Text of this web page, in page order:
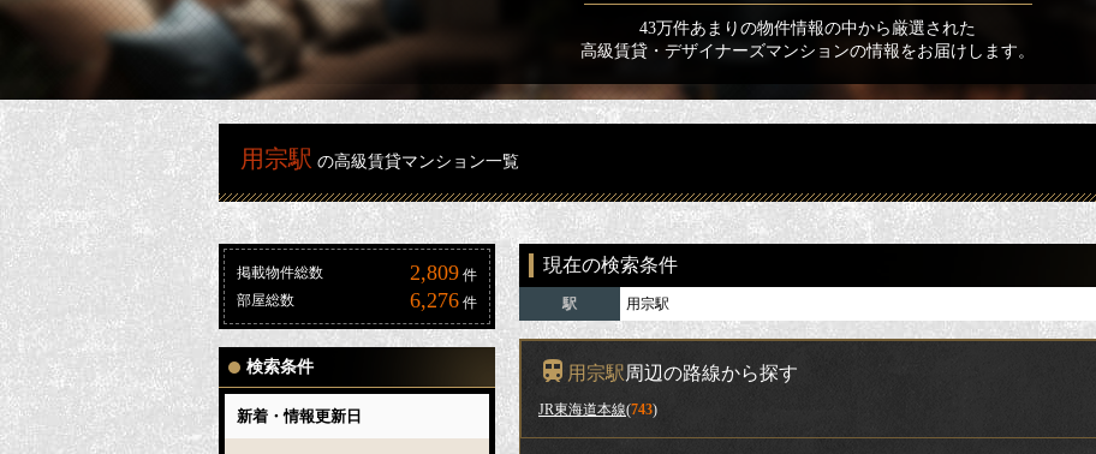
43万件あまりの物件情報の中から厳選された
高級賃貸・デザイナーズマンションの情報をお届けします。
用宗駅 の高級賃貸マンション一覧
掲載物件総数 2,809 件
部屋総数
6,276 件
検索条件
新着・情報更新日
現在の検索条件
駅 用宗駅
用宗駅周辺の路線から探す
JR東海道本線(743)